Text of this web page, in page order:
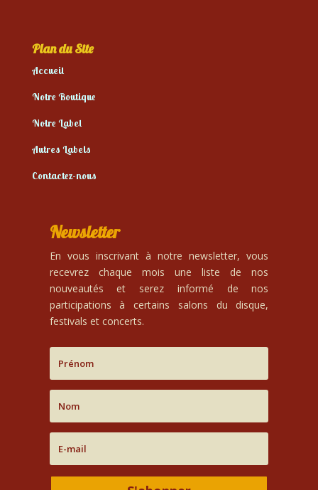
Plan du Site
Accueil
Notre Boutique
Notre Label
Autres Labels
Contactez-nous
Newsletter
En vous inscrivant à notre newsletter, vous
recevrez chaque mois une liste de nos
nouveautés et serez informé de nos
participations à certains salons du disque,
festivals et concerts.